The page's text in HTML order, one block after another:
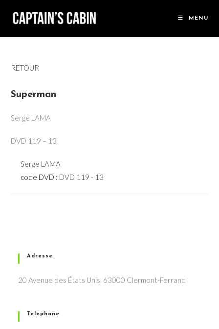
MENU
RETOUR
Superman
Serge LAMA
DVD 119 – 13
Serge LAMA
code DVD : DVD 119 - 13
Adresse
20 Avenue des États Unis, 63000 Clermont-Ferrand
Téléphone